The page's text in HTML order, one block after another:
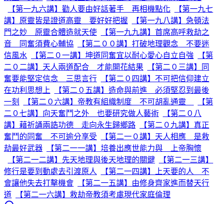
【第一九六講】勸人要由好話著手 再相機點化
【第一九七
講】原靈皆是證道高靈 要好好把握
【第一九八講】急頓法
門之妙 原靈合體造就天使
【第一九九講】首席高呼救劫之
音 同奮須費心輔協
【第二００講】打破地理觀念 不要迷
信風水
【第二０一講】坤道同奮宜以耐心愛心自立自強
【第
二０二講】天人兩道配合 才能開花結果
【第二０三講】同
奮要能堅定信念 三思言行
【第二０四講】不可把信仰建立
在功利思想上
【第二０五講】造命與前進 必須堅忍到最後
一刻
【第二０六講】帝教有組織制度 不可胡亂通靈
【第
二０七講】向天奮鬥之外 也要研究做人藝術
【第二０八
講】藉祈誦兩誥功德 走向永生歸鄉路
【第二０九講】真正
奮鬥的同奮 不可逾分享受
【第二一０講】天人相應 是救
劫最好武器
【第二一一講】培養出應世能力與 上帝胸懷
【第二一二講】先天地理與後天地理的關鍵
【第二一三講】
修行是要到動處去引渡原人
【第二一四講】上天要的人 不
會讓他失去打擊機會
【第二一五講】由修身齊家進而替天行
道
【第二一六講】救劫帝教須考慮現代家庭倫理